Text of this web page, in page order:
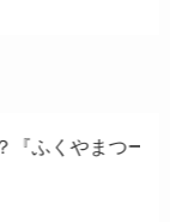
つーしん』でち